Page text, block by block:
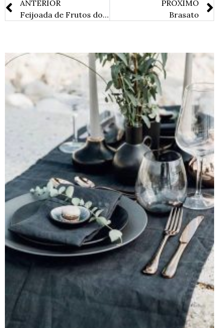
ANTERIOR
Feijoada de Frutos do Mar
PRÓXIMO
Brasato